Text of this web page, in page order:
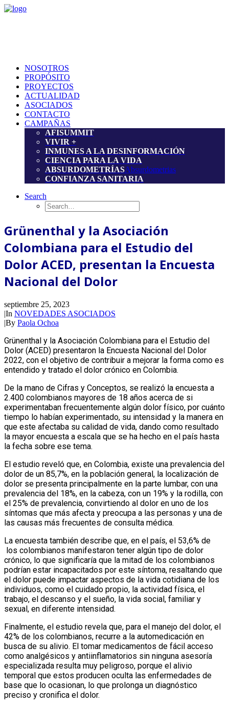
NOSOTROS
PROPÓSITO
PROYECTOS
ACTUALIDAD
ASOCIADOS
CONTACTO
CAMPAÑAS
AFISUMMIT
VIVIR +
INMUNES A LA DESINFORMACIÓN
CIENCIA PARA LA VIDA
ABSURDOMETRÍASAbsurdometrias
CONFIANZA SANITARIA
Search
Grünenthal y la Asociación
Colombiana para el Estudio del
Dolor ACED, presentan la Encuesta
Nacional del Dolor
septiembre 25, 2023
|In NOVEDADES ASOCIADOS
|By Paola Ochoa
Grünenthal y la Asociación Colombiana para el Estudio del
Dolor (ACED) presentaron la Encuesta Nacional del Dolor
2022, con el objetivo de contribuir a mejorar la forma como es
entendido y tratado el dolor crónico en Colombia.
De la mano de Cifras y Conceptos, se realizó la encuesta a
2.400 colombianos mayores de 18 años acerca de si
experimentaban frecuentemente algún dolor físico, por cuánto
tiempo lo habían experimentado, su intensidad y la manera en
que este afectaba su calidad de vida, dando como resultado
la mayor encuesta a escala que se ha hecho en el país hasta
la fecha sobre ese tema.
El estudio reveló que, en Colombia, existe una prevalencia del
dolor de un 85,7%, en la población general, la localización de
dolor se presenta principalmente en la parte lumbar, con una
prevalencia del 18%, en la cabeza, con un 19% y la rodilla, con
el 25% de prevalencia, convirtiendo al dolor en uno de los
síntomas que más afecta y preocupa a las personas y una de
las causas más frecuentes de consulta médica.
La encuesta también describe que, en el país, el 53,6% de
los colombianos manifestaron tener algún tipo de dolor
crónico, lo que significaría que la mitad de los colombianos
podrían estar incapacitados por este síntoma, resaltando que
el dolor puede impactar aspectos de la vida cotidiana de los
individuos, como el cuidado propio, la actividad física, el
trabajo, el descanso y el sueño, la vida social, familiar y
sexual, en diferente intensidad.
Finalmente, el estudio revela que, para el manejo del dolor, el
42% de los colombianos, recurre a la automedicación en
busca de su alivio. El tomar medicamentos de fácil acceso
como analgésicos y antiinflamatorios sin ninguna asesoría
especializada resulta muy peligroso, porque el alivio
temporal que estos producen oculta las enfermedades de
base que lo ocasionan, lo que prolonga un diagnóstico
preciso y cronifica el dolor.